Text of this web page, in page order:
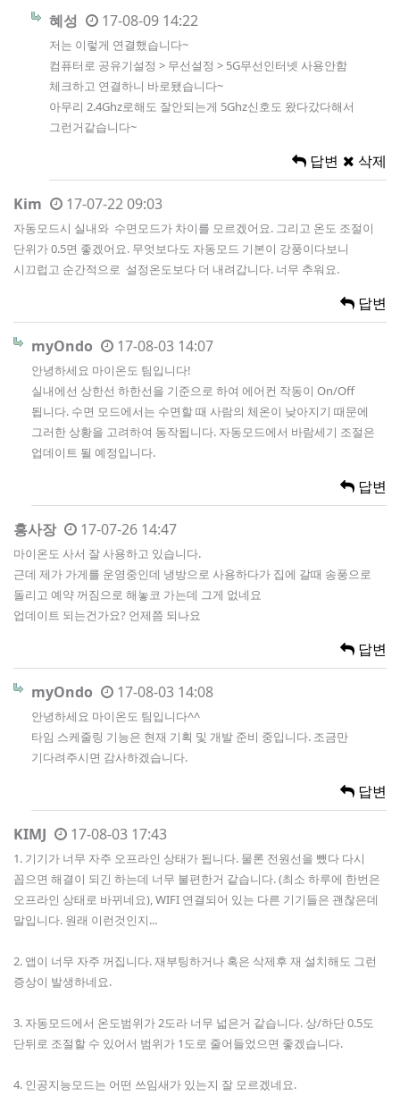
혜성 17-08-09 14:22
저는 이렇게 연결했습니다~
컴퓨터로 공유기설정 > 무선설정 > 5G무선인터넷 사용안함
체크하고 연결하니 바로됐습니다~
아무리 2.4Ghz로해도 잘안되는게 5Ghz신호도 왔다갔다해서
그런거같습니다~
답변 삭제
Kim 17-07-22 09:03
자동모드시 실내와 수면모드가 차이를 모르겠어요. 그리고 온도 조절이
단위가 0.5면 좋겠어요. 무엇보다도 자동모드 기본이 강풍이다보니
시끄럽고 순간적으로 설정온도보다 더 내려갑니다. 너무 추워요.
답변
myOndo 17-08-03 14:07
안녕하세요 마이온도 팀입니다!
실내에선 상한선 하한선을 기준으로 하여 에어컨 작동이 On/Off
됩니다. 수면 모드에서는 수면할 때 사람의 체온이 낮아지기 때문에
그러한 상황을 고려하여 동작됩니다. 자동모드에서 바람세기 조절은
업데이트 될 예정입니다.
답변
홍사장 17-07-26 14:47
마이온도 사서 잘 사용하고 있습니다.
근데 제가 가게를 운영중인데 냉방으로 사용하다가 집에 갈때 송풍으로
돌리고 예약 꺼짐으로 해놓코 가는데 그게 없네요
업데이트 되는건가요? 언제쯤 되나요
답변
myOndo 17-08-03 14:08
안녕하세요 마이온도 팀입니다^^
타임 스케줄링 기능은 현재 기획 및 개발 준비 중입니다. 조금만
기다려주시면 감사하겠습니다.
답변
KIMJ 17-08-03 17:43
1. 기기가 너무 자주 오프라인 상태가 됩니다. 물론 전원선을 뺐다 다시
꼽으면 해결이 되긴 하는데 너무 불편한거 같습니다. (최소 하루에 한번은
오프라인 상태로 바뀌네요), WIFI 연결되어 있는 다른 기기들은 괜찮은데
말입니다. 원래 이런것인지...
2. 앱이 너무 자주 꺼집니다. 재부팅하거나 혹은 삭제후 재 설치해도 그런
증상이 발생하네요.
3. 자동모드에서 온도범위가 2도라 너무 넓은거 같습니다. 상/하단 0.5도
단뒤로 조절할 수 있어서 범위가 1도로 줄어들었으면 좋겠습니다.
4. 인공지능모드는 어떤 쓰임새가 있는지 잘 모르겠네요.